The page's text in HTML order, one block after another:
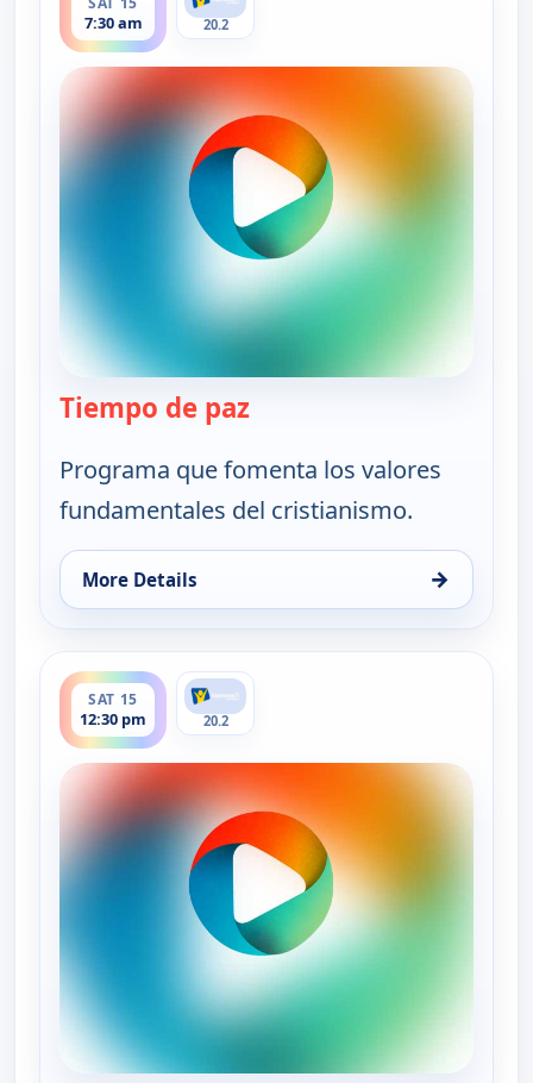
7:30 am 20.2
Tiempo de paz
Programa que fomenta los valores
fundamentales del cristianismo.
More Details →
for Tiempo de paz, Sat 15, 7:30 am
SAT 15
12:30 pm
ends 1:00 pm
20.2